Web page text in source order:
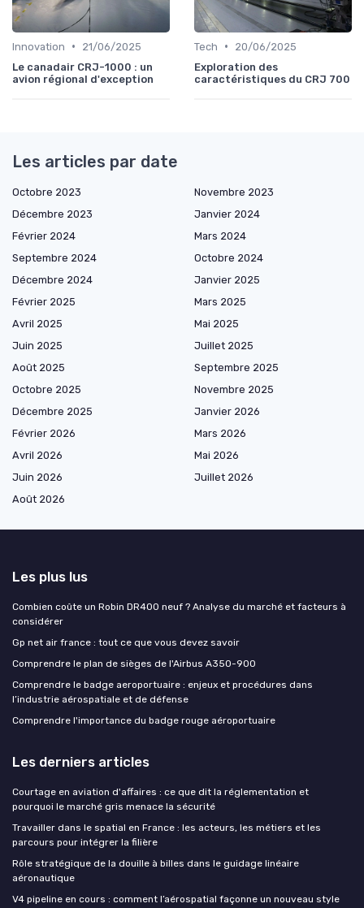
Innovation •
21/06/2025
Le canadair CRJ-1000 : un
avion régional d'exception
Tech •
20/06/2025
Exploration des
caractéristiques du CRJ 700
Les articles par date
Octobre 2023
Novembre 2023
Décembre 2023
Janvier 2024
Février 2024
Mars 2024
Septembre 2024
Octobre 2024
Décembre 2024
Janvier 2025
Février 2025
Mars 2025
Avril 2025
Mai 2025
Juin 2025
Juillet 2025
Août 2025
Septembre 2025
Octobre 2025
Novembre 2025
Décembre 2025
Janvier 2026
Février 2026
Mars 2026
Avril 2026
Mai 2026
Juin 2026
Juillet 2026
Août 2026
Les plus lus
Combien coûte un Robin DR400 neuf ? Analyse du marché et facteurs à
considérer
Gp net air france : tout ce que vous devez savoir
Comprendre le plan de sièges de l'Airbus A350-900
Comprendre le badge aeroportuaire : enjeux et procédures dans
l’industrie aérospatiale et de défense
Comprendre l'importance du badge rouge aéroportuaire
Les derniers articles
Courtage en aviation d'affaires : ce que dit la réglementation et
pourquoi le marché gris menace la sécurité
Travailler dans le spatial en France : les acteurs, les métiers et les
parcours pour intégrer la filière
Rôle stratégique de la douille à billes dans le guidage linéaire
aéronautique
V4 pipeline en cours : comment l’aérospatial façonne un nouveau style